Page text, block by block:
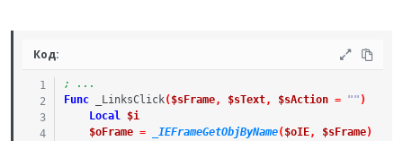
Код:
; ...
Func
_LinksClick( $sFrame, $sText, $sAction = "" )
Local
$i
$oFrame = _IEFrameGetObjByName( $oIE, $sFrame)